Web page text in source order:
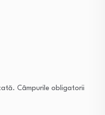
Câmpurile obligatorii